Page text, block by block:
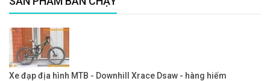
Xe đạp địa hình MTB - Downhill Xrace Dsaw - hàng hiếm